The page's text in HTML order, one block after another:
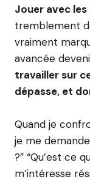
Jouer avec
tremblement
vraiment
avancée
travailler sur
dépasse, et
Quand je
je me
?” “Qu’est ce
m’intéresse